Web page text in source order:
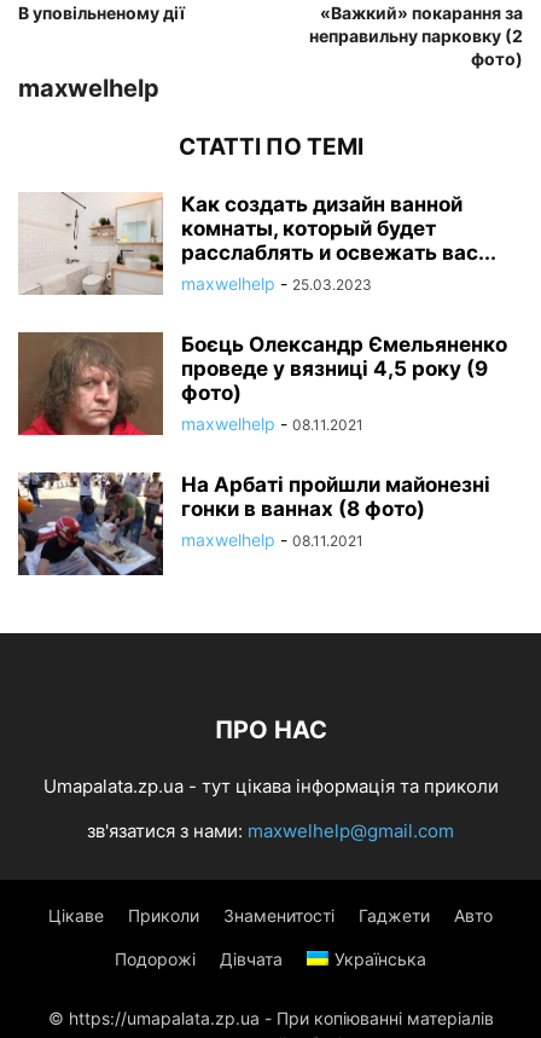
В уповільненому дії
«Важкий» покарання за
неправильну парковку (2
фото)
maxwelhelp
СТАТТІ ПО ТЕМІ
Как создать дизайн ванной
комнаты, который будет
расслаблять и освежать вас...
maxwelhelp - 25.03.2023
Боєць Олександр Ємельяненко
проведе у вязниці 4,5 року (9
фото)
maxwelhelp - 08.11.2021
На Арбаті пройшли майонезні
гонки в ваннах (8 фото)
maxwelhelp - 08.11.2021
ПРО НАС
Umapalata.zp.ua - тут цікава інформація та приколи
зв'язатися з нами: maxwelhelp@gmail.com
Цікаве Приколи Знаменитості Гаджети Авто
Подорожі Дівчата Українська
© https://umapalata.zp.ua - При копіюванні матеріалів